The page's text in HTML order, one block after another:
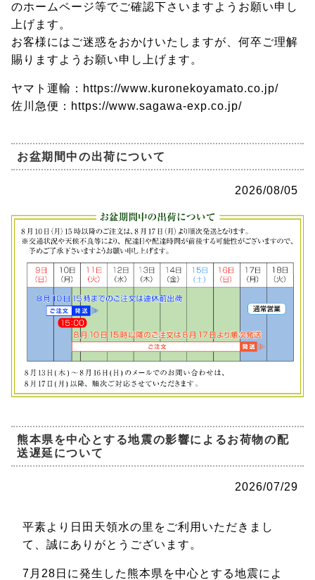
のホームページ等でご確認下さいますようお願い申し
上げます。
お客様にはご迷惑をおかけいたしますが、何卒ご理解
賜りますようお願い申し上げます。
ヤマト運輸：https://www.kuronekoyamato.co.jp/
佐川急便：https://www.sagawa-exp.co.jp/
お盆期間中の出荷について
2026/08/05
熊本県を中心とする地震の影響によるお荷物の配
送遅延について
2026/07/29
平素より日田天領水の里をご利用いただきまし
て、誠にありがとうございます。
7月28日に発生した熊本県を中心とする地震によ